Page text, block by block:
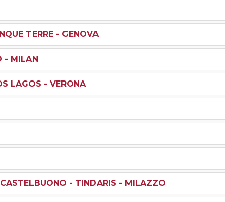
TERRE - GENOVA
- MILAN
LAGOS - VERONA
- TINDARIS - MILAZZO